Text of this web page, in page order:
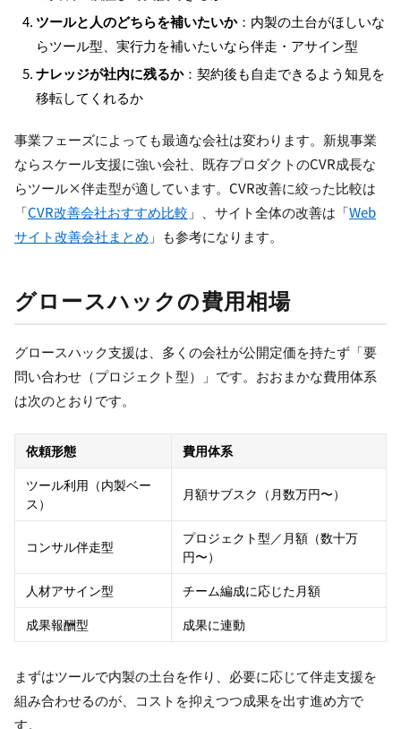
ツールと人のどちらを補いたいか：内製の土台がほしいな
らツール型、実行力を補いたいなら伴走・アサイン型
ナレッジが社内に残るか：契約後も自走できるよう知見を
移転してくれるか
事業フェーズによっても最適な会社は変わります。新規事業
ならスケール支援に強い会社、既存プロダクトのCVR成長な
らツール×伴走型が適しています。CVR改善に絞った比較は
「CVR改善会社おすすめ比較 」、サイト全体の改善は「Web
サイト改善会社まとめ 」も参考になります。
グロースハックの費用相場
グロースハック支援は、多くの会社が公開定価を持たず「要
問い合わせ（プロジェクト型）」です。おおまかな費用体系
は次のとおりです。
依頼形態
費用体系
ツール利用（内製ベー
ス）
月額サブスク（月数万円〜）
コンサル伴走型
プロジェクト型／月額（数十万
円〜）
人材アサイン型
チーム編成に応じた月額
成果報酬型
成果に連動
まずはツールで内製の土台を作り、必要に応じて伴走支援を
組み合わせるのが、コストを抑えつつ成果を出す進め方で
す。